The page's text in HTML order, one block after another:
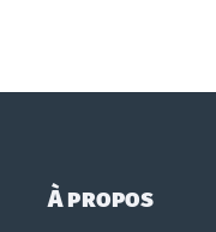
À propos